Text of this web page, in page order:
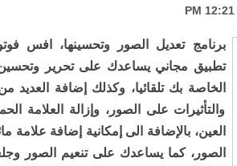
برنامج تعديل الصور وتحسينها، افس فوتو
تطبيق مجاني يساعدك على تحرير
الخاصة بك تلقائيا، وكذلك إضافة العديد من
والتأثيرات على الصور، وإزالة العلامة
العين، بالإضافة الى إمكانية إضافة علامة
الصور، كما يساعدك على تنعيم الصور